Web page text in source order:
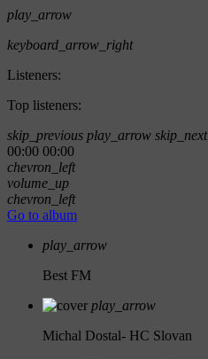
play_arrow
keyboard_arrow_right
Listeners:
Top listeners:
skip_previous play_arrow skip_next
00:00 00:00
chevron_left
volume_up
chevron_left
Go to album
play_arrow
Best FM
play_arrow
Michal Dostal- HC Slovan